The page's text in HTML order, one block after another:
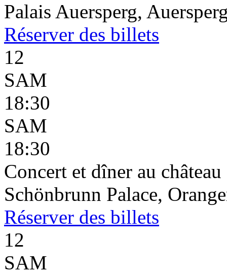
Palais Auersperg,
Réserver des billets
12
SAM
18:30
SAM
18:30
Concert et dîner au
Schönbrunn Palace,
Réserver des billets
12
SAM